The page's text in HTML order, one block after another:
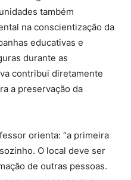
também
na conscientização da
educativas e
durante as
contribui diretamente
a preservação da
orienta: “a primeira
O local deve ser
de outras pessoas.